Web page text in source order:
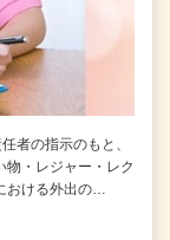
者の指示のもと、
物・レジャー・レク
おける外出の…